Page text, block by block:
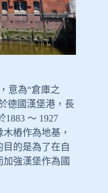
，意為“倉庫之
德國漢堡港，長
1883 ～ 1927
樁作為地基，
的是為了在自
強漢堡作為國